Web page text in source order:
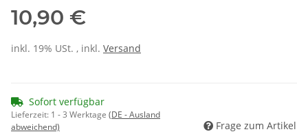
10,90 €
inkl. 19% USt. , inkl. Versand
Sofort verfügbar
Lieferzeit: 1 - 3 Werktage (DE - Ausland
abweichend)
Frage zum Artikel